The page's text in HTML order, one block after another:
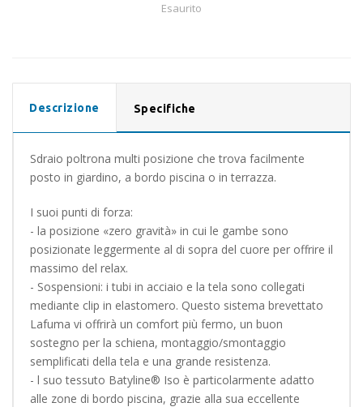
Esaurito
Descrizione Specifiche
Sdraio poltrona multi posizione che trova facilmente
posto in giardino, a bordo piscina o in terrazza.
I suoi punti di forza:
- la posizione «zero gravità» in cui le gambe sono
posizionate leggermente al di sopra del cuore per offrire il
massimo del relax.
- Sospensioni: i tubi in acciaio e la tela sono collegati
mediante clip in elastomero. Questo sistema brevettato
Lafuma vi offrirà un comfort più fermo, un buon
sostegno per la schiena, montaggio/smontaggio
semplificati della tela e una grande resistenza.
- l suo tessuto Batyline® Iso è particolarmente adatto
alle zone di bordo piscina, grazie alla sua eccellente